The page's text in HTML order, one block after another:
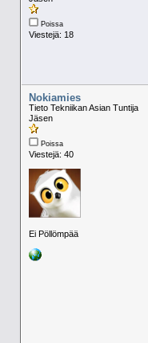
Poissa
Viestejä: 18
Nokiamies
Tieto Tekniikan Asian Tuntija
Jäsen
Poissa
Viestejä: 40
Ei Pöllömpää